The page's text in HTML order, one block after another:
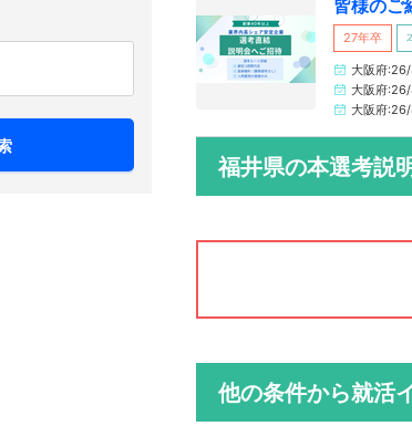
皆様のご
27年卒
大阪府
大阪府
大阪府
福井県の本選考説
他の条件から就活